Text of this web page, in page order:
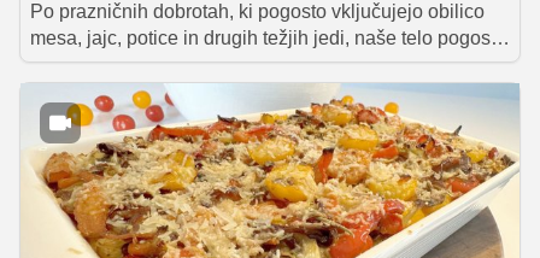
Po prazničnih dobrotah, ki pogosto vključujejo obilico
mesa, jajc, potice in drugih težjih jedi, naše telo pogosto
hrepeni po lažji in bolj uravnoteženi prehrani. Namesto
strogih diet in ekstremnih detoksov raje posezimo po
hranljivih in okusnih rešitvah, ki ne zahtevajo veliko
časa, denarja ali odrekanja.